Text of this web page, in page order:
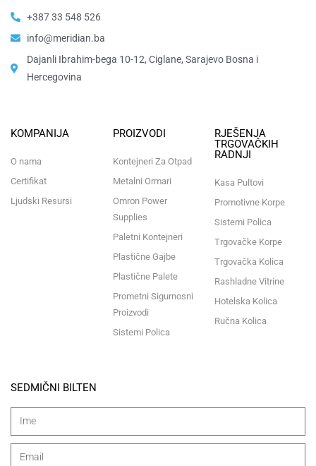
+387 33 548 526
info@meridian.ba
Dajanli Ibrahim-bega 10-12, Ciglane, Sarajevo Bosna i
Hercegovina​
KOMPANIJA
O nama
Certifikat
Ljudski Resursi
PROIZVODI
Kontejneri Za Otpad
Metalni Ormari
Omron Power
Supplies
Paletni Kontejneri
Plastične Gajbe
Plastične Palete
Prometni Sigurnosni
Proizvodi
Sistemi Polica
RJEŠENJA
TRGOVAČKIH
RADNJI
Kasa Pultovi
Promotivne Korpe
Sistemi Polica
Trgovačke Korpe
Trgovačka Kolica
Rashladne Vitrine
Hotelska Kolica
Ručna Kolica
SEDMIČNI BILTEN